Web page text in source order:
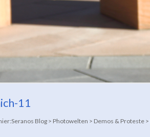
11
Seranos Blog > Photowelten > Demos & Proteste >